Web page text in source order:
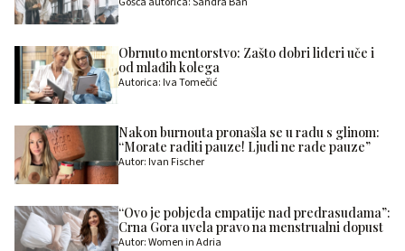
Obrnuto mentorstvo: Zašto dobri lideri uče i
od mlađih kolega
Autorica: Iva Tomečić
Nakon burnouta pronašla se u radu s glinom:
“Morate raditi pauze! Ljudi ne rade pauze”
Autor: Ivan Fischer
“Ovo je pobjeda empatije nad predrasudama”:
Crna Gora uvela pravo na menstrualni dopust
Autor: Women in Adria